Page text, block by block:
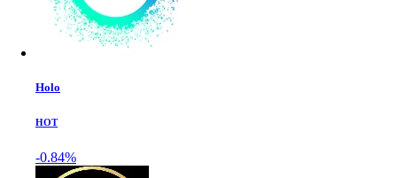
Holo
HOT
-0.84%